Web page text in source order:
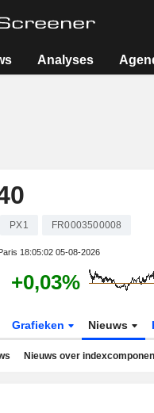
Analyses
PX1 FR0003500008
18:05:02 05-08-2026
+0,03%
Grafieken Nieuws
Nieuws over